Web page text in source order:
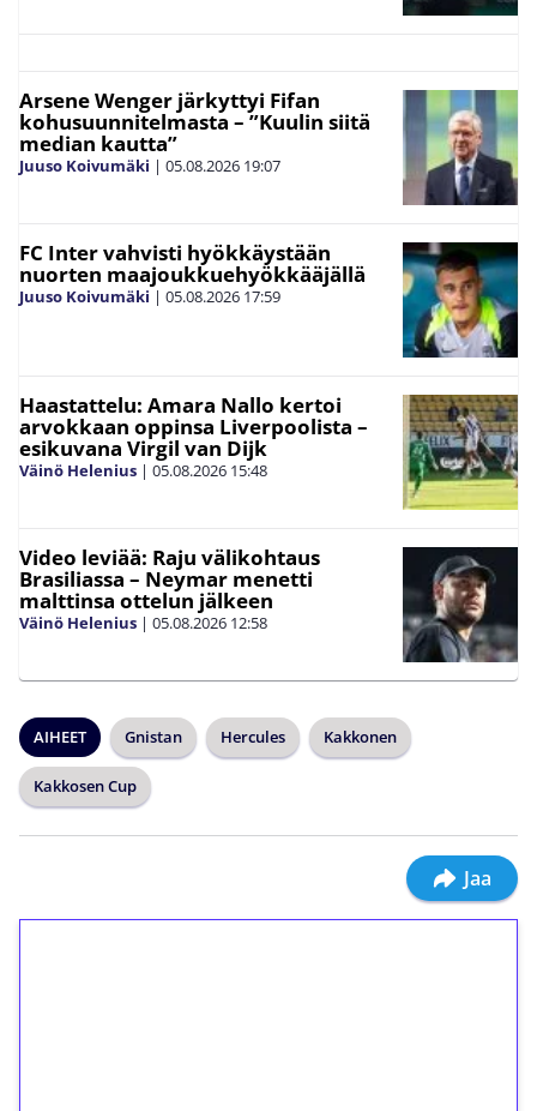
Arsene Wenger järkyttyi Fifan
kohusuunnitelmasta – ”Kuulin siitä
median kautta”
Juuso Koivumäki | 05.08.2026 19:07
FC Inter vahvisti hyökkäystään
nuorten maajoukkuehyökkääjällä
Juuso Koivumäki | 05.08.2026 17:59
Haastattelu: Amara Nallo kertoi
arvokkaan oppinsa Liverpoolista –
esikuvana Virgil van Dijk
Väinö Helenius | 05.08.2026 15:48
Video leviää: Raju välikohtaus
Brasiliassa – Neymar menetti
malttinsa ottelun jälkeen
Väinö Helenius | 05.08.2026 12:58
AIHEET Gnistan Hercules Kakkonen
Kakkosen Cup
Jaa